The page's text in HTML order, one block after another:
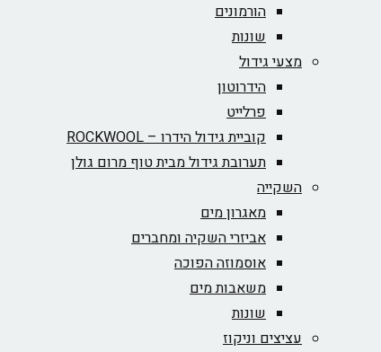
הורמונים
שונות
מצעי גידול
הידרוטון
פרלייט
קוביית גידול הידרו – ROCKWOOL‏
תערובת גידול מבית טוף מרום גולן
השקייה
מאגרון מים
אביזרי השקיה ומחברים
אוסמוזה הפוכה
משאבות מים
שונות
עציצים וניקוז